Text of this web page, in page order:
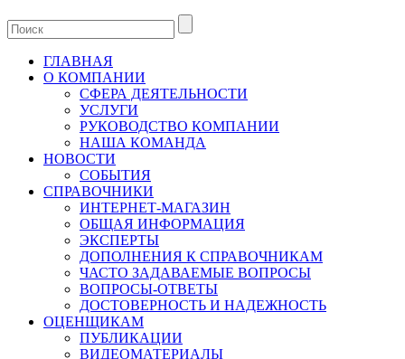
ГЛАВНАЯ
О КОМПАНИИ
СФЕРА ДЕЯТЕЛЬНОСТИ
УСЛУГИ
РУКОВОДСТВО КОМПАНИИ
НАША КОМАНДА
НОВОСТИ
СОБЫТИЯ
СПРАВОЧНИКИ
ИНТЕРНЕТ-МАГАЗИН
ОБЩАЯ ИНФОРМАЦИЯ
ЭКСПЕРТЫ
ДОПОЛНЕНИЯ К СПРАВОЧНИКАМ
ЧАСТО ЗАДАВАЕМЫЕ ВОПРОСЫ
ВОПРОСЫ-ОТВЕТЫ
ДОСТОВЕРНОСТЬ И НАДЕЖНОСТЬ
ОЦЕНЩИКАМ
ПУБЛИКАЦИИ
ВИДЕОМАТЕРИАЛЫ